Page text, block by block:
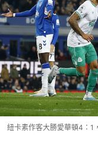
紐卡素作客大勝愛華頓4：1